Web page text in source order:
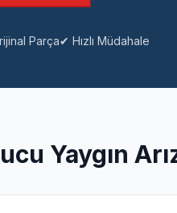
Parça✔ Hızlı Müdahale
Yaygın